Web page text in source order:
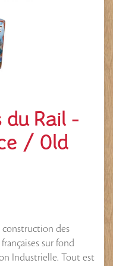
Rail -
/ Old
construction des
sur fond
Industrielle. Tout est